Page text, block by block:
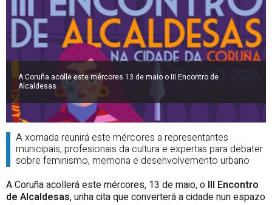
A Coruña acolle este mércores 13 de maio o III Encontro de
Alcaldesas
A xornada reunirá este mércores a representantes
municipais, profesionais da cultura e expertas para debater
sobre feminismo, memoria e desenvolvemento urbano
A Coruña acollerá este mércores, 13 de maio, o III Encontro
de Alcaldesas, unha cita que converterá a cidade nun espazo